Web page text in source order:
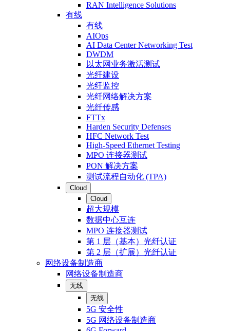
RAN Intelligence Solutions
有线
有线
AIOps
AI Data Center Networking Test
DWDM
以太网业务激活测试
光纤建设
光纤监控
光纤网络解决方案
光纤传感
FTTx
Harden Security Defenses
HFC Network Test
High-Speed Ethernet Testing
MPO 连接器测试
PON 解决方案
测试流程自动化 (TPA)
Cloud
Cloud
超大规模
数据中心互连
MPO 连接器测试
第 1 层（基本）光纤认证
第 2 层（扩展）光纤认证
网络设备制造商
网络设备制造商
无线
无线
5G 安全性
5G 网络设备制造商